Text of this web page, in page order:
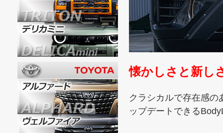
懐かしさと新し
クラシカルで存在感の
ップデートできる